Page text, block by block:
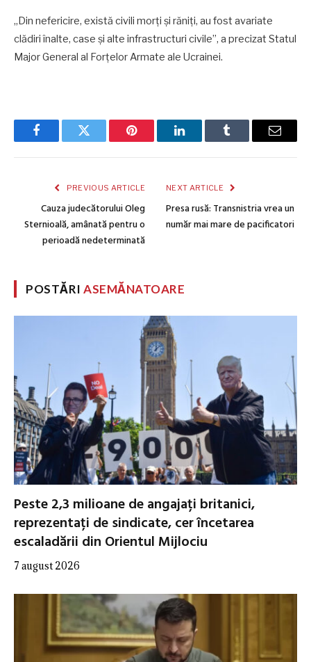
„Din nefericire, există civili morți și răniți, au fost avariate
clădiri înalte, case și alte infrastructuri civile”, a precizat Statul
Major General al Forțelor Armate ale Ucrainei.
FacebookTwitter Pinterest LinkedInTumblr Email
PREVIOUS ARTICLE
Cauza judecătorului Oleg
Sternioală, amânată pentru o
perioadă nedeterminată
NEXT ARTICLE
Presa rusă: Transnistria vrea un
număr mai mare de pacificatori
POSTĂRIASEMĂNATOARE
Peste 2,3 milioane de angajați britanici,
reprezentați de sindicate, cer încetarea
escaladării din Orientul Mijlociu
7 august 2026